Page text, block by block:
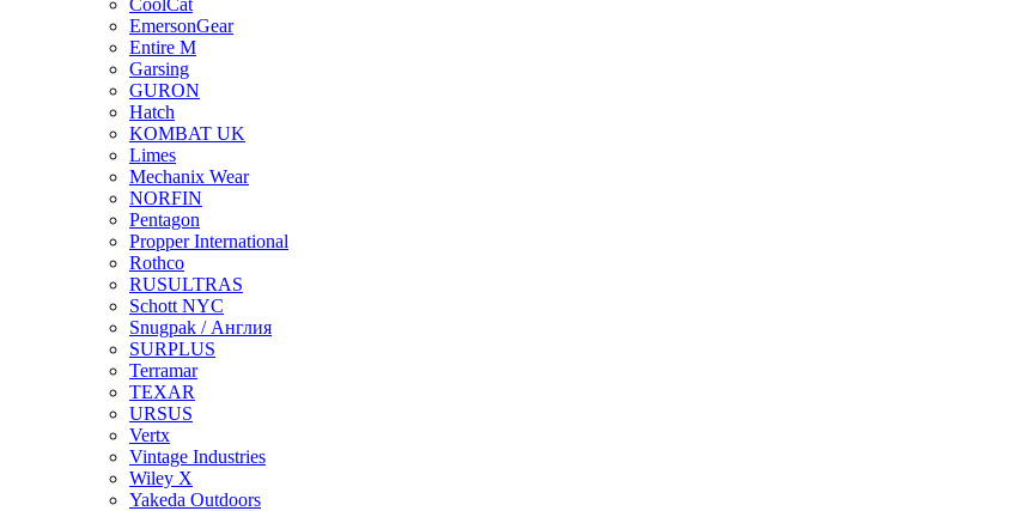
CoolCat
EmersonGear
Entire M
Garsing
GURON
Hatch
KOMBAT UK
Limes
Mechanix Wear
NORFIN
Pentagon
Propper International
Rothco
RUSULTRAS
Schott NYC
Snugpak / Англия
SURPLUS
Terramar
TEXAR
URSUS
Vertx
Vintage Industries
Wiley X
Yakeda Outdoors